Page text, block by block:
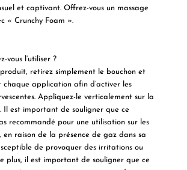
et captivant. Offrez-vous un massage
« Crunchy Foam ».
vous l’utiliser ?
retirez simplement le bouchon et
application afin d’activer les
Appliquez-le verticalement sur la
Il est important de souligner que ce
recommandé pour une utilisation sur les
en raison de la présence de gaz dans sa
de provoquer des irritations ou
plus, il est important de souligner que ce